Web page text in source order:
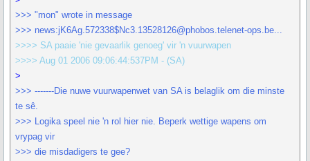
>>> "mon" wrote in message
>>> news:jK6Ag.572338$Nc3.13528126@phobos.telenet-ops.be...
>>>> SA paaie 'nie gevaarlik genoeg' vir 'n vuurwapen
>>>> Aug 01 2006 09:06:44:537PM - (SA)
>
>>> -------Die nuwe vuurwapenwet van SA is belaglik om die minste
te sê.
>>> Logika speel nie 'n rol hier nie. Beperk wettige wapens om
vrypag vir
>>> die misdadigers te gee?